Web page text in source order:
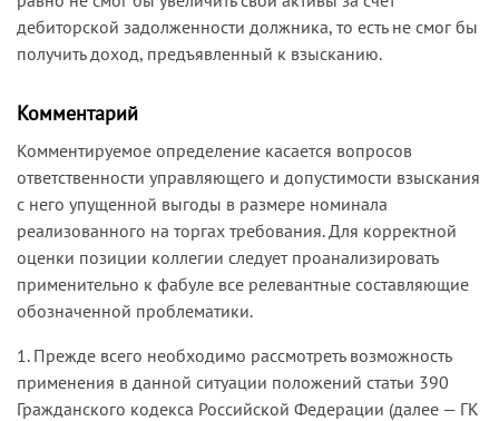
дебиторской задолженности должника, то есть не смог бы
получить доход, предъявленный к взысканию.
Комментарий
Комментируемое определение касается вопросов
ответственности управляющего и допустимости взыскания
с него упущенной выгоды в размере номинала
реализованного на торгах требования. Для корректной
оценки позиции коллегии следует проанализировать
применительно к фабуле все релевантные составляющие
обозначенной проблематики.
1. Прежде всего необходимо рассмотреть возможность
применения в данной ситуации положений статьи 390
Гражданского кодекса Российской Федерации (далее — ГК